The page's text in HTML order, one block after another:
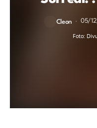
Cleon 05/
Foto: